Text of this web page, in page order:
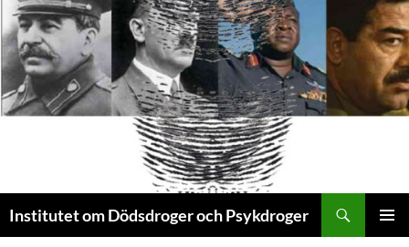
Institutet om Dödsdroger och Psykdroger